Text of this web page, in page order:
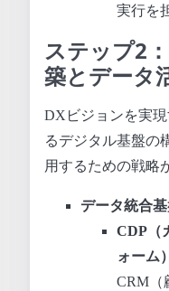
実行を
ステップ2
築とデータ
DXビジョンを実
るデジタル基盤の
用するための戦略
データ統合
CDP（
ォーム
CRM（